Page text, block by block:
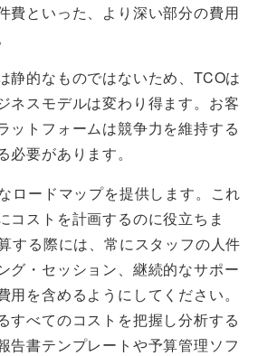
費といった、より深い部分の費用
静的なものではないため、TCOは
ネスモデルは変わり得ます。お客
ットフォームは競争力を維持する
必要があります。
ロードマップを提供します。これ
コストを計画するのに役立ちま
する際には、常にスタッフの人件
グ・セッション、継続的なサポー
用を含めるようにしてください。
すべてのコストを把握し分析する
告書テンプレートや予算管理ソフ